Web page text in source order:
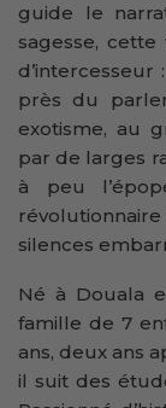
guide le
sagesse,
près du
exotisme, au
par de larges
à peu
révolutionnaire
silences
Né à Douala
famille de 7
ans, deux ans
il suit des